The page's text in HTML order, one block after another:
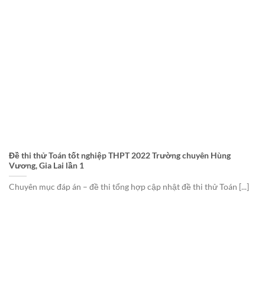
Đề thi thử Toán tốt nghiệp THPT 2022 Trường chuyên Hùng
Vương, Gia Lai lần 1
Chuyên mục đáp án – đề thi tổng hợp cập nhật đề thi thử Toán [...]